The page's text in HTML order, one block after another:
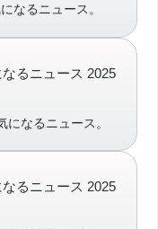
なるニュース。
るニュース 2025
になるニュース。
るニュース 2025